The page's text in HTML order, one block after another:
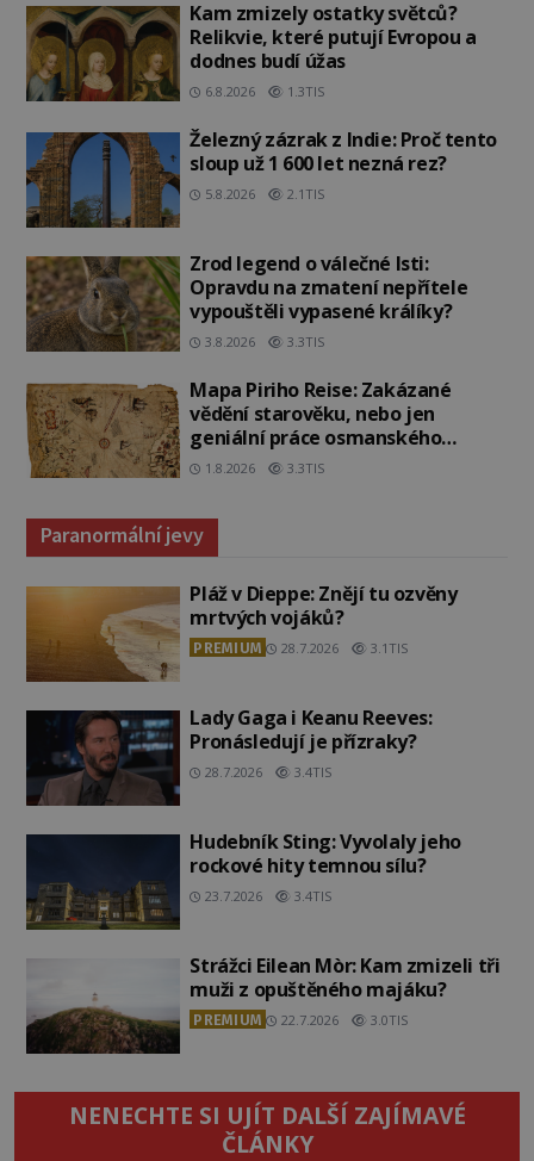
Kam zmizely ostatky světců?
Relikvie, které putují Evropou a
dodnes budí úžas
6.8.2026 1.3TIS
Železný zázrak z Indie: Proč tento
sloup už 1 600 let nezná rez?
5.8.2026 2.1TIS
Zrod legend o válečné lsti:
Opravdu na zmatení nepřítele
vypouštěli vypasené králíky?
3.8.2026 3.3TIS
Mapa Piriho Reise: Zakázané
vědění starověku, nebo jen
geniální práce osmanského
admirála?
1.8.2026 3.3TIS
Paranormální jevy
Pláž v Dieppe: Znějí tu ozvěny
mrtvých vojáků?
PREMIUM 28.7.2026 3.1TIS
Lady Gaga i Keanu Reeves:
Pronásledují je přízraky?
28.7.2026 3.4TIS
Hudebník Sting: Vyvolaly jeho
rockové hity temnou sílu?
23.7.2026 3.4TIS
Strážci Eilean Mòr: Kam zmizeli tři
muži z opuštěného majáku?
PREMIUM 22.7.2026 3.0TIS
NENECHTE SI UJÍT DALŠÍ ZAJÍMAVÉ
ČLÁNKY